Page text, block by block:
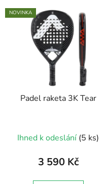
p
V
ý
NOVINKA
Padel raketa 3K Tear
Ihned k odeslání (5 ks)
3 590 Kč